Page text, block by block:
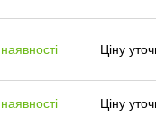
Ціну
Ціну